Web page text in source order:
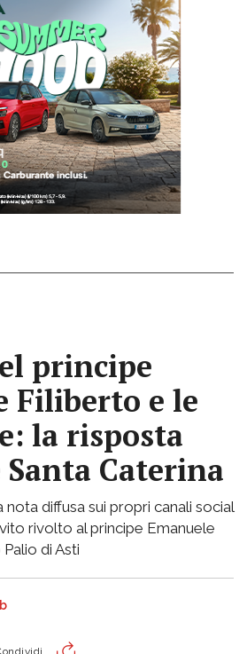
principe
Filiberto e le
la risposta
Caterina
nota diffusa sui propri canali social
rivolto al principe Emanuele
di Asti